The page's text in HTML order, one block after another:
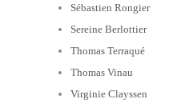
Sébastien Rongier
Sereine Berlottier
Thomas Terraqué
Thomas Vinau
Virginie Clayssen